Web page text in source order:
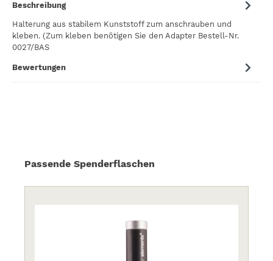
Beschreibung
Halterung aus stabilem Kunststoff zum anschrauben und
kleben. (Zum kleben benötigen Sie den Adapter Bestell-Nr.
0027/BAS
Bewertungen
Produktgalerie überspringen
Passende Spenderflaschen